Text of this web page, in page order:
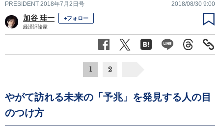
PRESIDENT 2018年7月2日号 2018/08/30 9:00
加谷 珪一 +フォロー
経済評論家
1 2
やがて訪れる未来の「予兆」を発見する人の目
のつけ方